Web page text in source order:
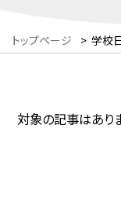
トップページ > 学校
対象の記事はあり